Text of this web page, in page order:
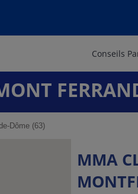
Conseils
Dôme (63)
MMA